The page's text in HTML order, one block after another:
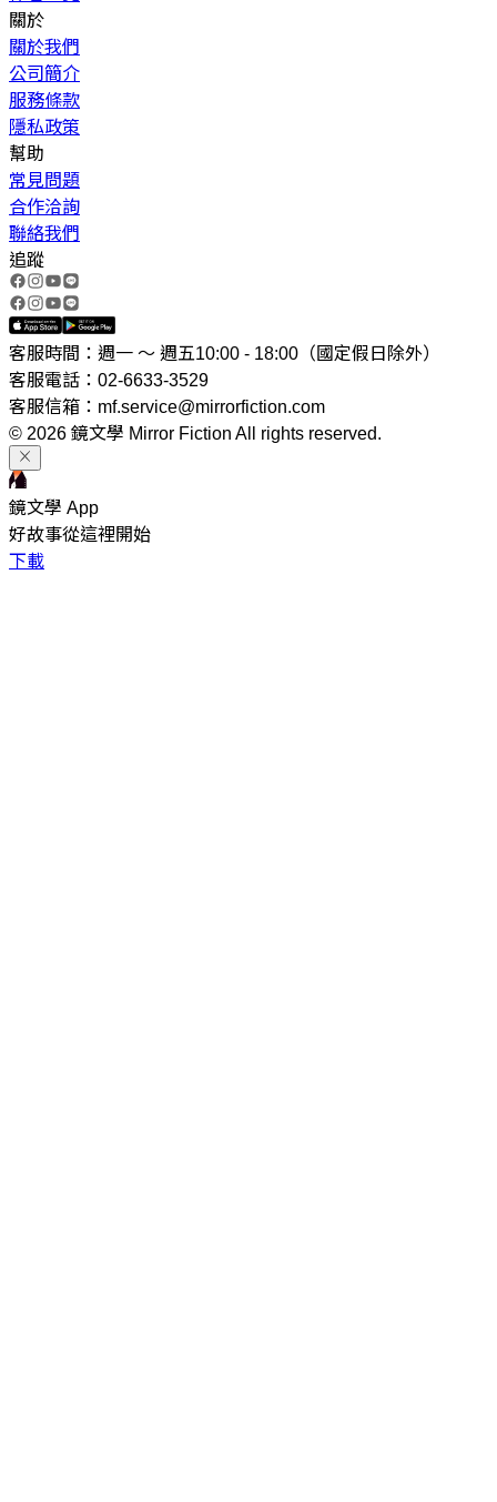
關於
關於我們
公司簡介
服務條款
隱私政策
幫助
常見問題
合作洽詢
聯絡我們
追蹤
客服時間：週一 ～ 週五10:00 - 18:00（國定假日除外）
客服電話：02-6633-3529
客服信箱：mf.service@mirrorfiction.com
© 2026 鏡文學 Mirror Fiction All rights reserved.
鏡文學 App
好故事從這裡開始
下載